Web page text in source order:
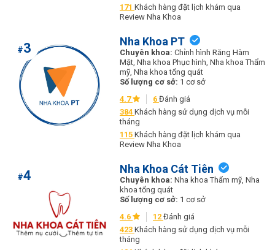
171 Khách hàng đặt lịch khám qua
Review Nha Khoa
#3 Nha Khoa PT
Chuyên khoa: Chỉnh hình Răng Hàm
Mặt, Nha khoa Phục hình, Nha khoa Thẩm
mỹ, Nha khoa tổng quát
Số lượng cơ sở: 1 cơ sở
4.7
6 Đánh giá
384 Khách hàng sử dụng dịch vụ mỗi
tháng
115 Khách hàng đặt lịch khám qua
Review Nha Khoa
#4 Nha Khoa Cát Tiên
Chuyên khoa: Nha khoa Thẩm mỹ, Nha
khoa tổng quát
Số lượng cơ sở: 1 cơ sở
4.6
12 Đánh giá
423 Khách hàng sử dụng dịch vụ mỗi
tháng